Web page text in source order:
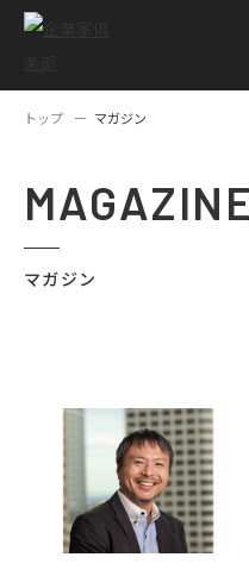
トップ マガジン
MAGAZINE
マガジン